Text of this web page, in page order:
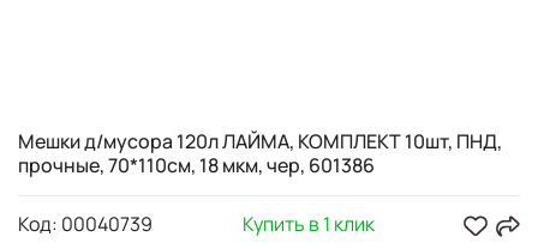
Мешки д/мусора 120л ЛАЙМА, КОМПЛЕКТ 10шт, ПНД,
прочные, 70*110см, 18 мкм, чер, 601386
Код: 00040739 Купить в 1 клик